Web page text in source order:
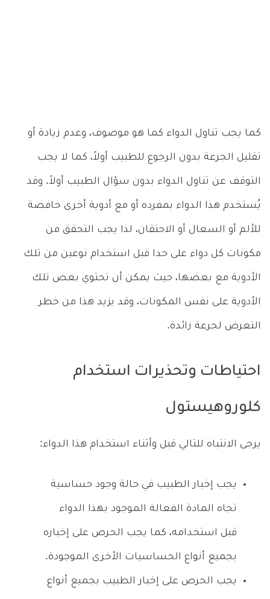
كما يجب تناول الدواء كما هو موصوف، وعدم زيادة أو
تقليل الجرعة بدون الرجوع للطبيب أولاً، كما لا يجب
التوقف عن تناول الدواء بدون سؤال الطبيب أولاً. وقد
يُستخدم هذا الدواء بمفرده أو مع أدوية أخرى خافضة
للألم أو السعال أو الاحتقان، لذا يجب التحقق من
مكونات كل دواء على حدا قبل استخدام نوعين من تلك
الأدوية مع بعضها، حيث يمكن أن تحتوي بعض تلك
الأدوية على نفس المكونات، وقد يزيد هذا من خطر
التعرض لجرعة زائدة.
احتياطات وتحذيرات استخدام
كلوروهيستول
يرجى الانتباه للتالي قبل وأثناء استخدام هذا الدواء:
يجب إخبار الطبيب في حالة وجود حساسية
تجاه المادة الفعالة الموجود بهذا الدواء
قبل استخدامه، كما يجب الحرص على إخباره
بجميع أنواع الحساسيات الأخرى الموجودة.
يجب الحرص على إخبار الطبيب بجميع أنواع